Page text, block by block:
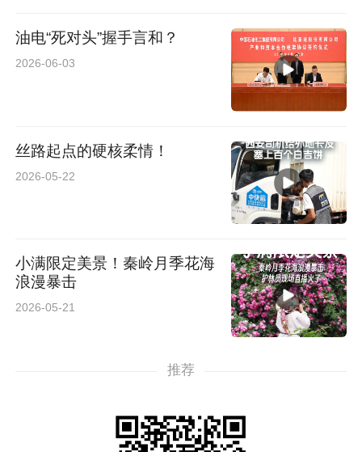
油电“死对头”握手言和？
2026-06-03
丝路起点的硬核柔情！
2026-05-22
小满限定美景！秦岭月季花海
浪漫暴击
2026-05-21
推荐